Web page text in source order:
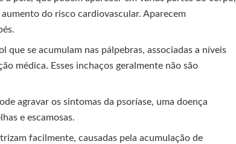
do risco cardiovascular. Aparecem
que se acumulam nas pálpebras, associadas a níveis
médica. Esses inchaços geralmente não são
agravar os sintomas da psoríase, uma doença
e escamosas.
facilmente, causadas pela acumulação de